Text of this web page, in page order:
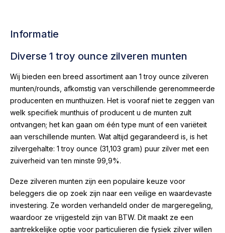
Informatie
Diverse 1 troy ounce zilveren munten
Wij bieden een breed assortiment aan 1 troy ounce zilveren
munten/rounds, afkomstig van verschillende gerenommeerde
producenten en munthuizen. Het is vooraf niet te zeggen van
welk specifiek munthuis of producent u de munten zult
ontvangen; het kan gaan om één type munt of een variëteit
aan verschillende munten. Wat altijd gegarandeerd is, is het
zilvergehalte: 1 troy ounce (31,103 gram) puur zilver met een
zuiverheid van ten minste 99,9%.
Deze zilveren munten zijn een populaire keuze voor
beleggers die op zoek zijn naar een veilige en waardevaste
investering. Ze worden verhandeld onder de margeregeling,
waardoor ze vrijgesteld zijn van BTW. Dit maakt ze een
aantrekkelijke optie voor particulieren die fysiek zilver willen